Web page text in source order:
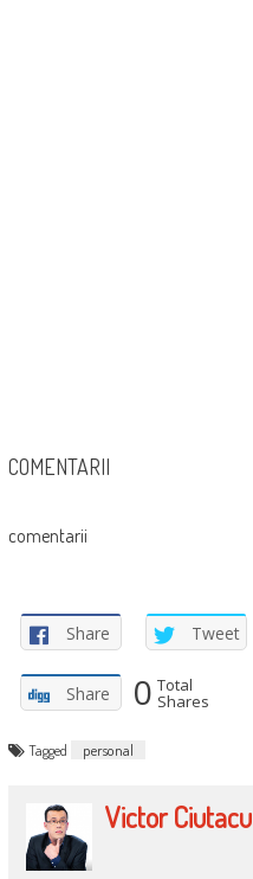
COMENTARII
comentarii
Share Tweet
Share 0 Total
Shares
Tagged personal
Victor Ciutacu